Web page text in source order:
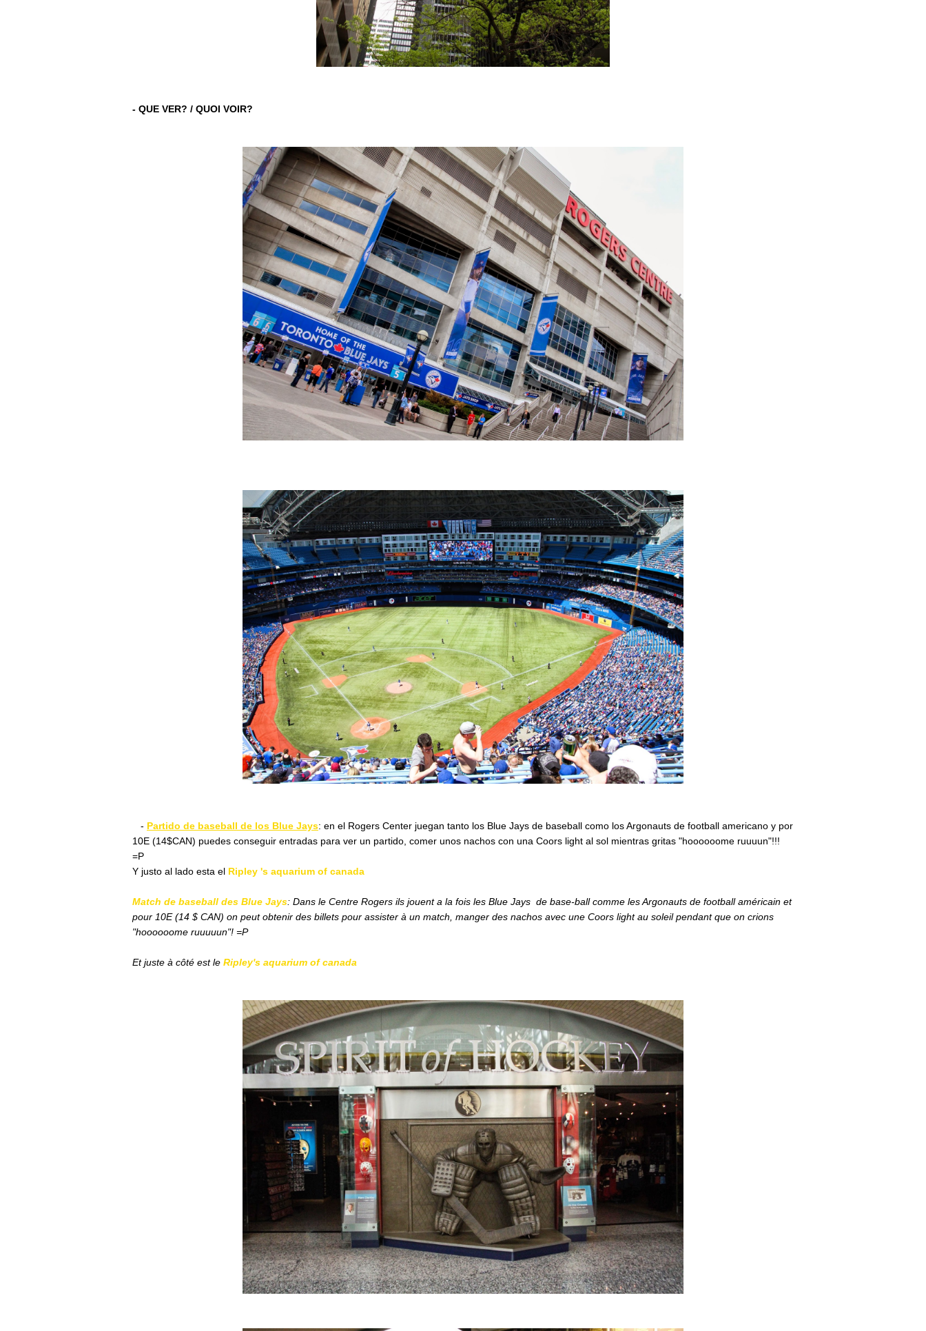
- QUE VER? / QUOI VOIR?
- Partido de baseball de los Blue Jays: en el Rogers Center juegan tanto los Blue Jays de baseball como los Argonauts de football americano y por
10E (14$CAN) puedes conseguir entradas para ver un partido, comer unos nachos con una Coors light al sol mientras gritas "hoooooome ruuuun"!!!
=P
Y justo al lado esta el Ripley 's aquarium of canada
Match de baseball des Blue Jays: Dans le Centre Rogers ils jouent a la fois les Blue Jays de base-ball comme les Argonauts de football américain et
pour 10E (14 $ CAN) on peut obtenir des billets pour assister à un match, manger des nachos avec une Coors light au soleil pendant que on crions
"hoooooome ruuuuun"! =P
Et juste à côté est le Ripley's aquarium of canada